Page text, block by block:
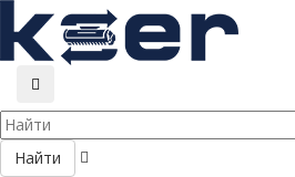
Найти